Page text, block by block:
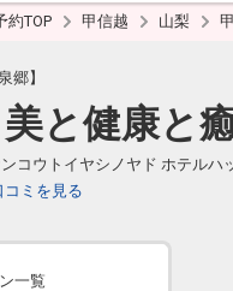
約TOP 甲信越 山梨
郷】
と健康と
コウトイヤシノヤド ホテルハ
コミを見る
一覧